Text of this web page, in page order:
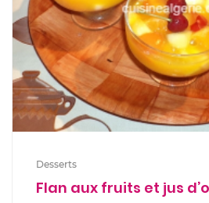
Desserts
Flan aux fruits et jus